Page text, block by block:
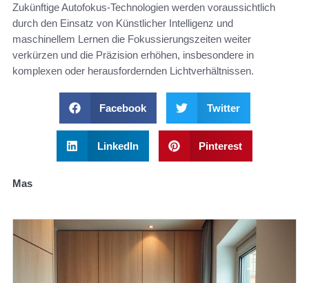
Zukünftige Autofokus-Technologien werden voraussichtlich
durch den Einsatz von Künstlicher Intelligenz und
maschinellem Lernen die Fokussierungszeiten weiter
verkürzen und die Präzision erhöhen, insbesondere in
komplexen oder herausfordernden Lichtverhältnissen.
Facebook Twitter
LinkedIn Pinterest
Mas